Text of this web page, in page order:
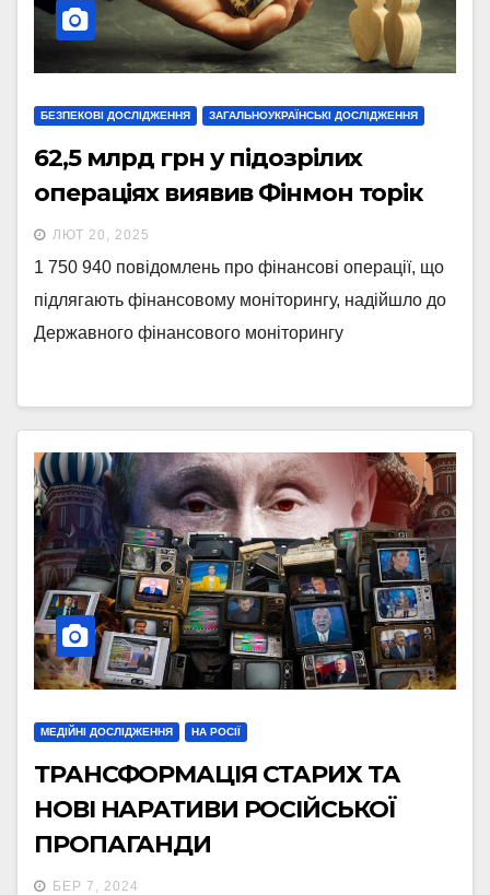
БЕЗПЕКОВІ ДОСЛІДЖЕННЯ ЗАГАЛЬНОУКРАЇНСЬКІ ДОСЛІДЖЕННЯ
62,5 млрд грн у підозрілих
операціях виявив Фінмон торік
ЛЮТ 20, 2025
1 750 940 повідомлень про фінансові операції, що
підлягають фінансовому моніторингу, надійшло до
Державного фінансового моніторингу
МЕДІЙНІ ДОСЛІДЖЕННЯ НА РОСІЇ
ТРАНСФОРМАЦІЯ СТАРИХ ТА
НОВІ НАРАТИВИ РОСІЙСЬКОЇ
ПРОПАГАНДИ
БЕР 7, 2024